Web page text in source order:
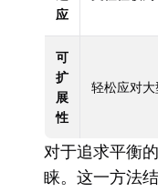
应
可
扩
展
性
轻松应对大
对于追求平衡
睐。这一方法